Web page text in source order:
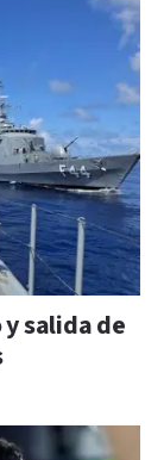
salida de